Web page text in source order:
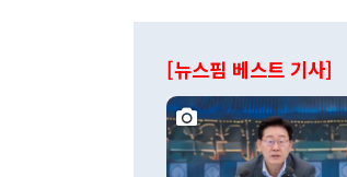
[뉴스핌 베스트 기사]